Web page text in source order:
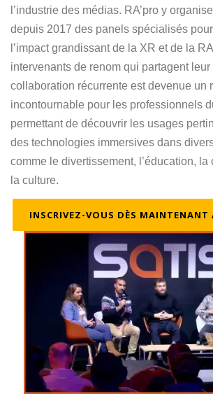
日本語
Español
l’industrie des médias. RA’pro y
depuis 2017 des panels spécialisés pour
l’impact grandissant de la XR et de la
intervenants de renom qui partagent leur
collaboration récurrente est devenue un
incontournable pour les professionnels
permettant de découvrir les usages
des technologies immersives dans divers
comme le divertissement, l’éducation, la
la culture.
INSCRIVEZ-VOUS DÈS MAINTENANT